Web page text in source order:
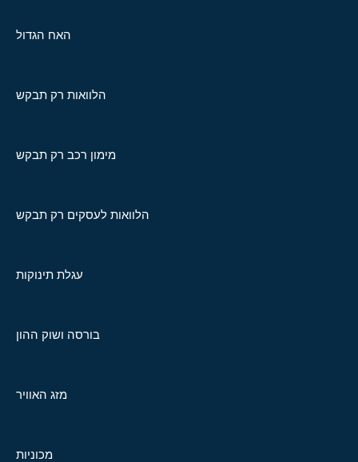
האח הגדול
הלוואות רק תבקש
מימון רכב רק תבקש
הלוואות לעסקים רק תבקש
עגלת תינוקות
בורסה ושוק ההון
מזג האוויר
מכוניות